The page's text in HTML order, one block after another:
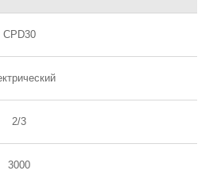
CPD30
2/3
3000